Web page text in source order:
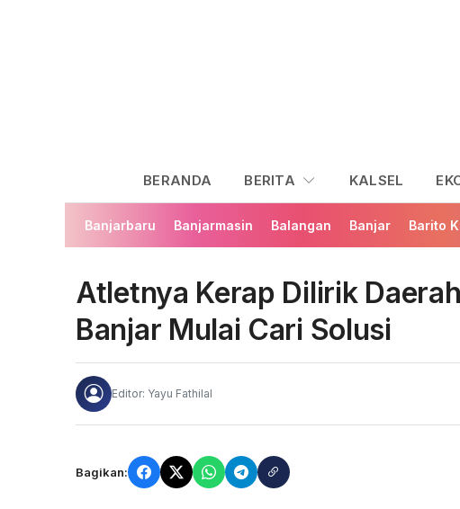
BERANDA BERITA KALSEL
Banjarbaru Banjarmasin Balangan Banjar Barito
Atletnya Kerap Dilirik
Banjar Mulai Cari Solusi
Editor: Yayu Fathilal
Bagikan: